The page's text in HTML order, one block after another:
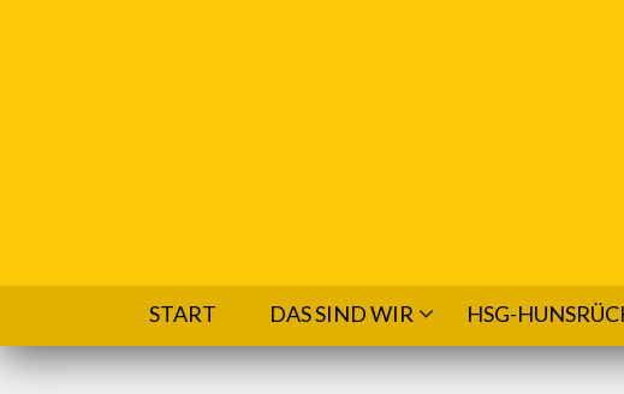
START DAS SIND WIR HSG-